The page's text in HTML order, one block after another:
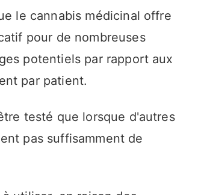
le cannabis médicinal offre
pour de nombreuses
potentiels par rapport aux
par patient.
testé que lorsque d'autres
pas suffisamment de